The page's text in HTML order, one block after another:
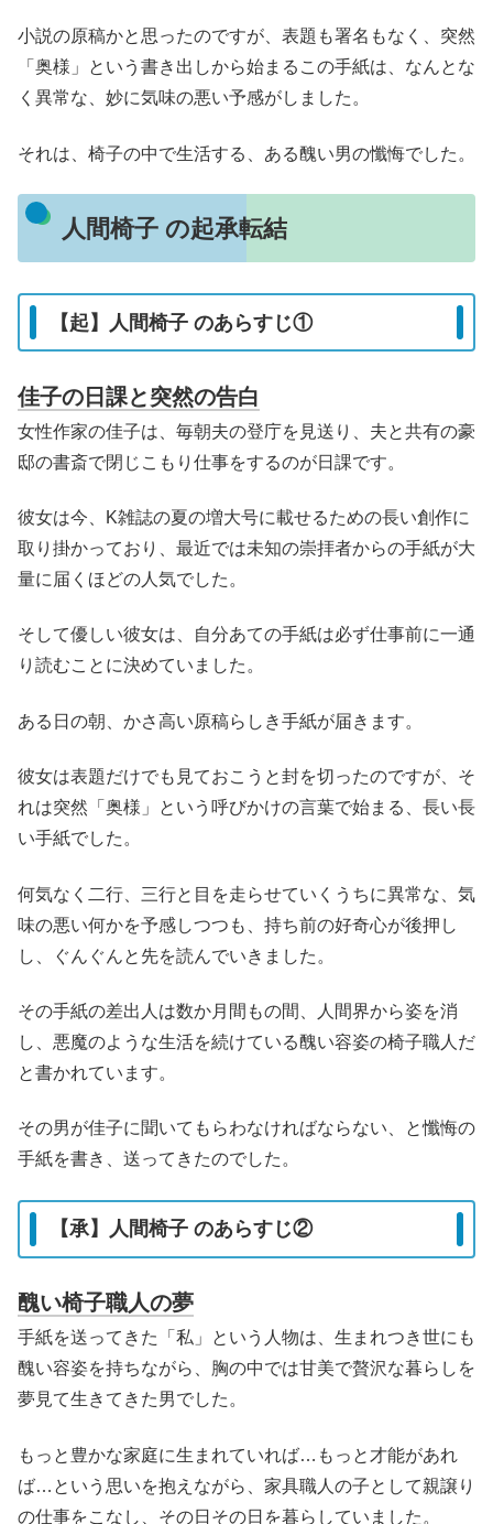
小説の原稿かと思ったのですが、表題も署名もなく、突然
「奥様」という書き出しから始まるこの手紙は、なんとな
く異常な、妙に気味の悪い予感がしました。
それは、椅子の中で生活する、ある醜い男の懺悔でした。
人間椅子 の起承転結
【起】人間椅子 のあらすじ①
佳子の日課と突然の告白
女性作家の佳子は、毎朝夫の登庁を見送り、夫と共有の豪
邸の書斎で閉じこもり仕事をするのが日課です。
彼女は今、K雑誌の夏の増大号に載せるための長い創作に
取り掛かっており、最近では未知の崇拝者からの手紙が大
量に届くほどの人気でした。
そして優しい彼女は、自分あての手紙は必ず仕事前に一通
り読むことに決めていました。
ある日の朝、かさ高い原稿らしき手紙が届きます。
彼女は表題だけでも見ておこうと封を切ったのですが、そ
れは突然「奥様」という呼びかけの言葉で始まる、長い長
い手紙でした。
何気なく二行、三行と目を走らせていくうちに異常な、気
味の悪い何かを予感しつつも、持ち前の好奇心が後押し
し、ぐんぐんと先を読んでいきました。
その手紙の差出人は数か月間もの間、人間界から姿を消
し、悪魔のような生活を続けている醜い容姿の椅子職人だ
と書かれています。
その男が佳子に聞いてもらわなければならない、と懺悔の
手紙を書き、送ってきたのでした。
【承】人間椅子 のあらすじ②
醜い椅子職人の夢
手紙を送ってきた「私」という人物は、生まれつき世にも
醜い容姿を持ちながら、胸の中では甘美で贅沢な暮らしを
夢見て生きてきた男でした。
もっと豊かな家庭に生まれていれば…もっと才能があれ
ば…という思いを抱えながら、家具職人の子として親譲り
の仕事をこなし、その日その日を暮らしていました。